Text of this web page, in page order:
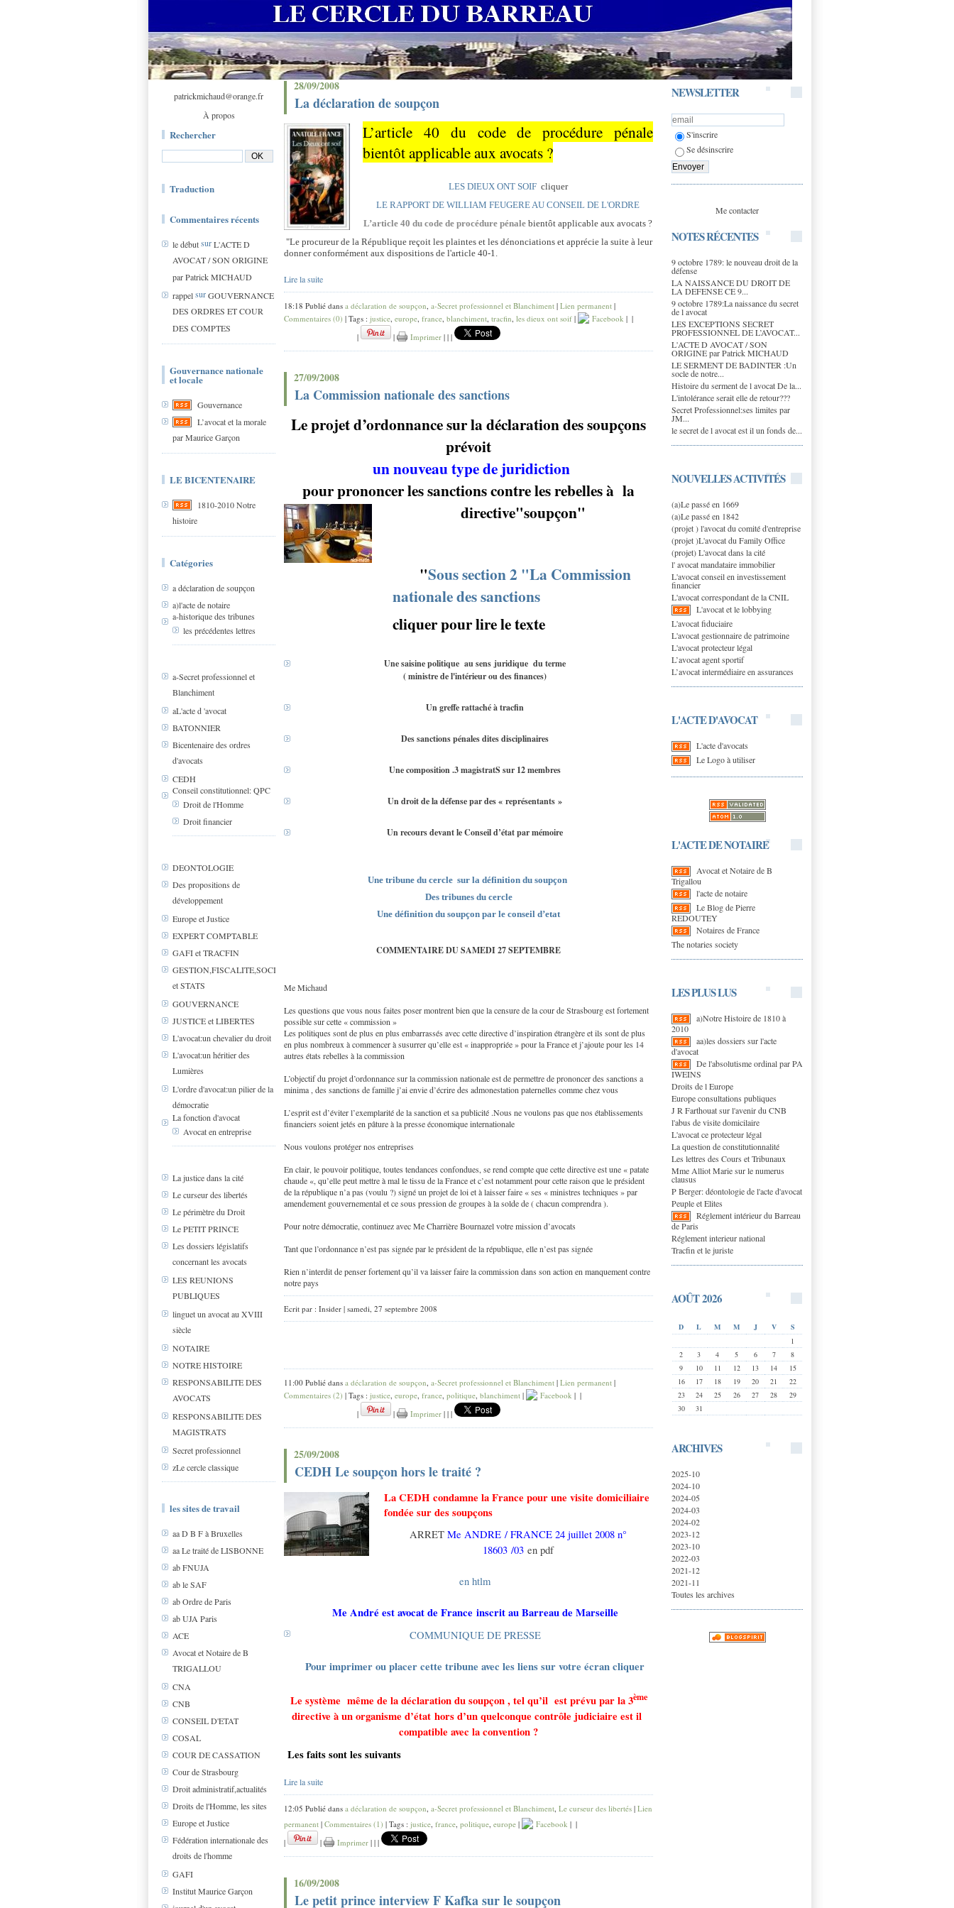
patrickmichaud@orange.fr
À propos
Rechercher
Traduction
Commentaires récents
le débutsurL'ACTE D
AVOCAT / SON ORIGINE
par Patrick MICHAUD
rappelsurGOUVERNANCE
DES ORDRES ET COUR
DES COMPTES
Gouvernance nationale
et locale
Gouvernance
L’avocat et la morale
par Maurice Garçon
LE BICENTENAIRE
1810-2010 Notre
histoire
Catégories
a déclaration de soupçon
a)l'acte de notaire
a-historique des tribunes
les précédentes lettres
a-Secret professionnel et
Blanchiment
aL'acte d 'avocat
BATONNIER
Bicentenaire des ordres
d'avocats
CEDH
Conseil constitutionnel: QPC
Droit de l'Homme
Droit financier
DEONTOLOGIE
Des propositions de
développement
Europe et Justice
EXPERT COMPTABLE
GAFI et TRACFIN
GESTION,FISCALITE,SOCIAL
et STATS
GOUVERNANCE
JUSTICE et LIBERTES
L'avocat:un chevalier du droit
L'avocat:un héritier des
Lumières
L'ordre d'avocat:un pilier de la
démocratie
La fonction d'avocat
Avocat en entreprise
La justice dans la cité
Le curseur des libertés
Le périmètre du Droit
Le PETIT PRINCE
Les dossiers législatifs
concernant les avocats
LES REUNIONS
PUBLIQUES
linguet un avocat au XVIII
siècle
NOTAIRE
NOTRE HISTOIRE
RESPONSABILITE DES
AVOCATS
RESPONSABILITE DES
MAGISTRATS
Secret professionnel
zLe cercle classique
les sites de travail
aa D B F à Bruxelles
aa Le traité de LISBONNE
ab FNUJA
ab le SAF
ab Ordre de Paris
ab UJA Paris
ACE
Avocat et Notaire de B
TRIGALLOU
CNA
CNB
CONSEIL D'ETAT
COSAL
COUR DE CASSATION
Cour de Strasbourg
Droit administratif,actualités
Droits de l'Homme, les sites
Europe et Justice
Fédération internationale des
droits de l'homme
GAFI
Institut Maurice Garçon
NEWSLETTER
S'inscrire
Se désinscrire
Me contacter
NOTES RÉCENTES
9 octobre 1789: le nouveau droit de la
défense
LA NAISSANCE DU DROIT DE
LA DEFENSE CE 9...
9 octobre 1789:La naissance du secret
de l avocat
LES EXCEPTIONS SECRET
PROFESSIONNEL DE L’AVOCAT...
L'ACTE D AVOCAT / SON
ORIGINE par Patrick MICHAUD
LE SERMENT DE BADINTER :Un
socle de notre...
Histoire du serment de l avocat De la...
L'intolérance serait elle de retour???
Secret Professionnel:ses limites par
JM...
le secret de l avocat est il un fonds de...
NOUVELLES ACTIVITÉS
(a)Le passé en 1669
(a)Le passé en 1842
(projet ) l'avocat du comité d'entreprise
(projet )L'avocat du Family Office
(projet) L'avocat dans la cité
l' avocat mandataire immobilier
L'avocat conseil en investissement
financier
L'avocat correspondant de la CNIL
L'avocat et le lobbying
L'avocat fiduciaire
L'avocat gestionnaire de patrimoine
L'avocat protecteur légal
L’avocat agent sportif
L’avocat intermédiaire en assurances
L'ACTE D'AVOCAT
L'acte d'avocats
Le Logo à utiliser
L'ACTE DE NOTAIRE
Avocat et Notaire de B
Trigallou
l'acte de notaire
Le Blog de Pierre
REDOUTEY
Notaires de France
The notaries society
LES PLUS LUS
a)Notre Histoire de 1810 à
2010
aa)les dossiers sur l'acte
d'avocat
De l'absolutisme ordinal par PA
IWEINS
Droits de l Europe
Europe consultations publiques
J R Farthouat sur l'avenir du CNB
l'abus de visite domicilaire
L'avocat ce protecteur légal
La question de constitutionnalité
Les lettres des Cours et Tribunaux
Mme Alliot Marie sur le numerus
clausus
P Berger: déontologie de l'acte d'avocat
Peuple et Elites
Réglement intérieur du Barreau
de Paris
Réglement interieur national
Tracfin et le juriste
AOÛT 2026
D L M M J V
S
1
2
3 4 5 6 7
8
9
10 11 12 13 14
15
16
17 18 19 20 21
22
23
24 25 26 27 28
29
30
31
ARCHIVES
2025-10
2024-10
2024-05
2024-03
2024-02
2023-12
2023-10
2022-03
2021-12
2021-11
Toutes les archives
28/09/2008
La déclaration de soupçon
L’article 40 du code de procédure pénale
bientôt applicable aux avocats ?
LES DIEUX ONT SOIFcliquer
LE RAPPORT DE WILLIAM FEUGERE AU CONSEIL DE L'ORDRE
L’article 40 du code de procédure pénale bientôt applicable aux avocats ?
"Le procureur de la République reçoit les plaintes et les dénonciations et apprécie la suite à leur
donner conformément aux dispositions de l'article 40-1.
Lire la suite
18:18 Publié dans a déclaration de soupçon, a-Secret professionnel et Blanchiment | Lien permanent |
Commentaires (0) | Tags : justice, europe, france, blanchiment, tracfin, les dieux ont soif | Facebook | |
|
| Imprimer | | |
27/09/2008
La Commission nationale des sanctions
Le projet d’ordonnance sur la déclaration des soupçons
prévoit
un nouveau type de juridiction
pour prononcer les sanctions contre les rebelles à la
directive"soupçon"
"Sous section 2 "La Commission
nationale des sanctions
cliquer pour lire le texte
Une saisine politique au sens juridique du terme
( ministre de l'intérieur ou des finances)
Un greffe rattaché à tracfin
Des sanctions pénales dites disciplinaires
Une composition .3 magistratS sur 12 membres
Un droit de la défense par des « représentants »
Un recours devant le Conseil d’état par mémoire
Une tribune du cercle sur la définition du soupçon
Des tribunes du cercle
Une définition du soupçon par le conseil d’etat
COMMENTAIRE DU SAMEDI 27 SEPTEMBRE
Me Michaud
Les questions que vous nous faites poser montrent bien que la censure de la cour de Strasbourg est fortement
possible sur cette « commission »
Les politiques sont de plus en plus embarrassés avec cette directive d’inspiration étrangère et ils sont de plus
en plus nombreux à commencer à susurrer qu’elle est « inappropriée » pour la France et j’ajoute pour les 14
autres états rebelles à la commission
L’objectif du projet d’ordonnance sur la commission nationale est de permettre de prononcer des sanctions a
minima , des sanctions de famille j’ai envie d’écrire des admonestation paternelles comme chez vous
L’esprit est d’éviter l’exemplarité de la sanction et sa publicité .Nous ne voulons pas que nos établissements
financiers soient jetés en pâture à la presse économique internationale
Nous voulons protéger nos entreprises
En clair, le pouvoir politique, toutes tendances confondues, se rend compte que cette directive est une « patate
chaude «, qu’elle peut mettre à mal le tissu de la France et c’est notamment pour cette raison que le président
de la république n’a pas (voulu ?) signé un projet de loi et à laisser faire « ses « ministres techniques » par
amendement gouvernemental et ce sous pression de groupes à la solde de ( chacun comprendra ).
Pour notre démocratie, continuez avec Me Charrière Bournazel votre mission d’avocats
Tant que l’ordonnance n’est pas signée par le président de la république, elle n’est pas signée
Rien n’interdit de penser fortement qu’il va laisser faire la commission dans son action en manquement contre
notre pays
Ecrit par : Insider | samedi, 27 septembre 2008
11:00 Publié dans a déclaration de soupçon, a-Secret professionnel et Blanchiment | Lien permanent |
Commentaires (2) | Tags : justice, europe, france, politique, blanchiment | Facebook | |
|
| Imprimer | | |
25/09/2008
CEDH Le soupçon hors le traité ?
La CEDH condamne la France pour une visite domiciliaire
fondée sur des soupçons
ARRETMe ANDRE / FRANCE 24 juillet 2008 n°
18603 /03 en pdf
en htlm
Me André est avocat de France inscrit au Barreau de Marseille
COMMUNIQUE DE PRESSE
Pour imprimer ou placer cette tribune avec les liens sur votre écran cliquer
Le système même de la déclaration du soupçon , tel qu’il est prévu par la 3ème
directive à un organisme d’état hors d’un quelconque contrôle judiciaire est il
compatible avec la convention ?
Les faits sont les suivants
Lire la suite
12:05 Publié dans a déclaration de soupçon a-Secret professionnel et Blanchiment Le curseur des libertés | Lien
permanent | Commentaires (1) | Tags : justice france politique europe | Facebook | |
|
| Imprimer | | |
16/09/2008
Le petit prince interview F Kafka sur le soupçon